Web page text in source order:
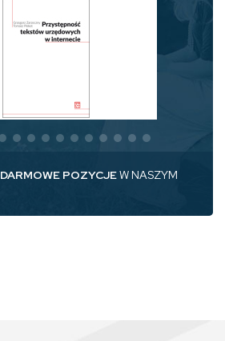
DARMOWE POZYCJEW NASZYM